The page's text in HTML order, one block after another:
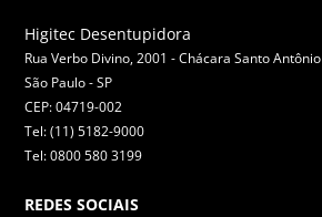
Higitec Desentupidora
Rua Verbo Divino, 2001 - Chácara Santo Antônio
São Paulo -SP
CEP: 04719-002
Tel: (11) 5182-9000
Tel: 0800 580 3199
REDES SOCIAIS